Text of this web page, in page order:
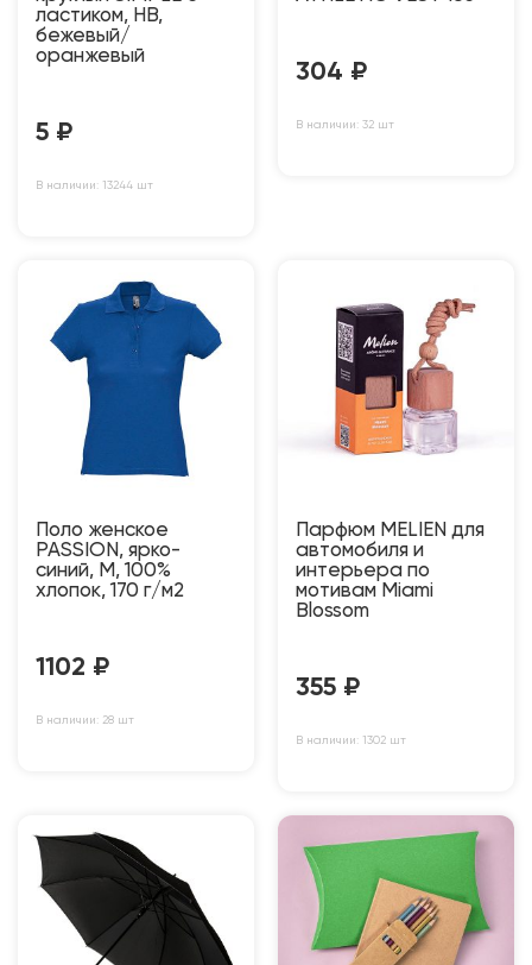
ластиком, HB,
бежевый/
оранжевый
5 ₽
В наличии: 13244 шт
304 ₽
В наличии: 32 шт
Поло женское
PASSION, ярко-
синий, M, 100%
хлопок, 170 г/м2
1102 ₽
В наличии: 28 шт
Парфюм MELIEN для
автомобиля и
интерьера по
мотивам Miami
Blossom
355 ₽
В наличии: 1302 шт